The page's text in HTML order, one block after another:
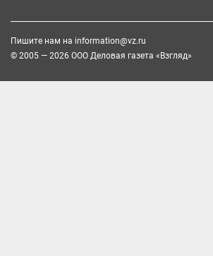
Пишите нам на information@vz.ru
© 2005 — 2026 ООО Деловая газета «Взгляд»